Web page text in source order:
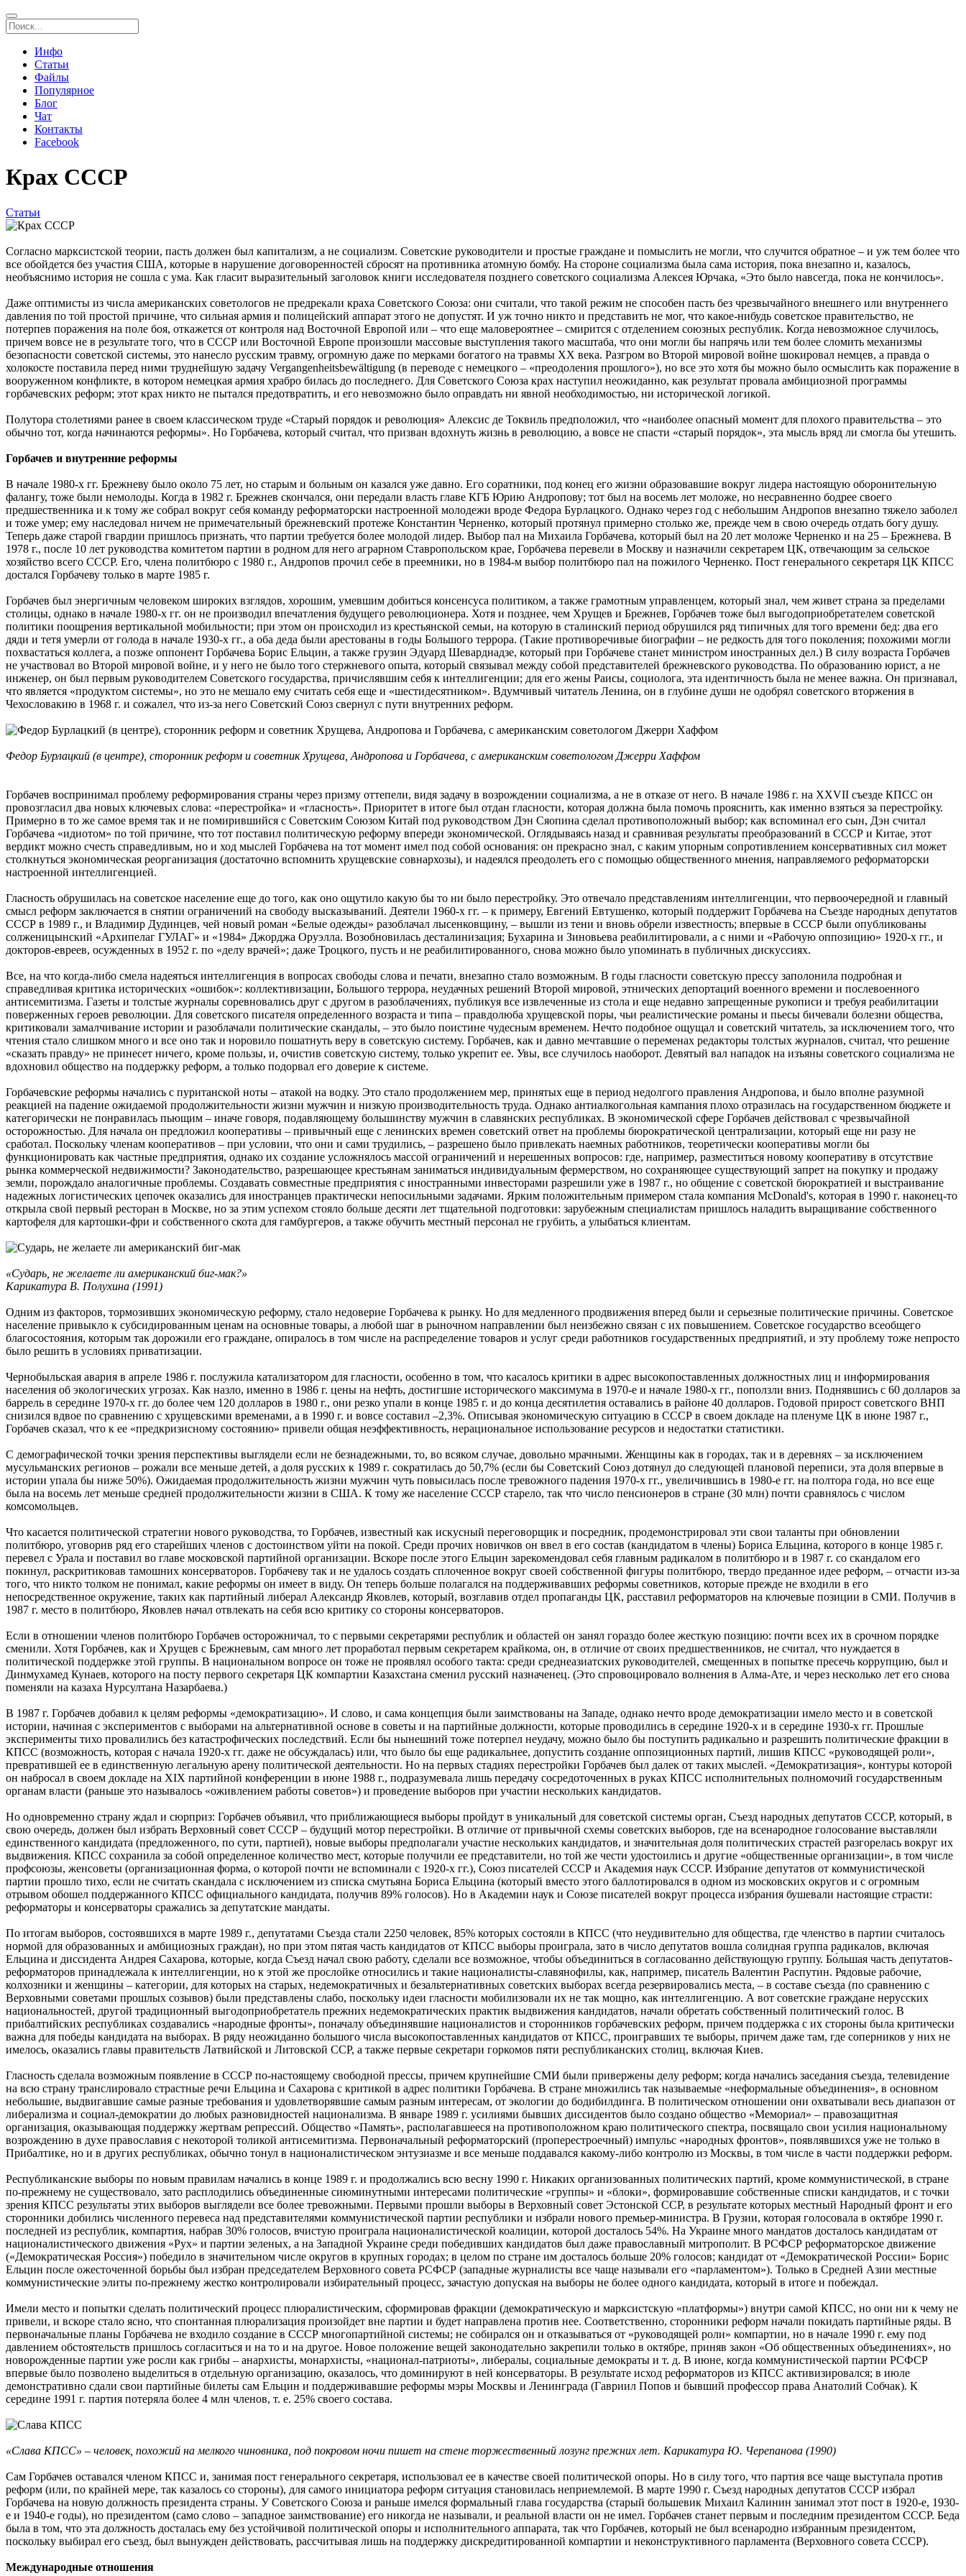
Инфо
Статьи
Файлы
Популярное
Блог
Чат
Контакты
Facebook
Крах СССР
Статьи
Согласно марксистской теории, пасть должен был капитализм, а не социализм. Советские руководители и простые граждане и помыслить не могли, что случится обратное – и уж тем более что
все обойдется без участия США, которые в нарушение договоренностей сбросят на противника атомную бомбу. На стороне социализма была сама история, пока внезапно и, казалось,
необъяснимо история не сошла с ума. Как гласит выразительный заголовок книги исследователя позднего советского социализма Алексея Юрчака, «Это было навсегда, пока не кончилось».
Даже оптимисты из числа американских советологов не предрекали краха Советского Союза: они считали, что такой режим не способен пасть без чрезвычайного внешнего или внутреннего
давления по той простой причине, что сильная армия и полицейский аппарат этого не допустят. И уж точно никто и представить не мог, что какое-нибудь советское правительство, не
потерпев поражения на поле боя, откажется от контроля над Восточной Европой или – что еще маловероятнее – смирится с отделением союзных республик. Когда невозможное случилось,
причем вовсе не в результате того, что в СССР или Восточной Европе произошли массовые выступления такого масштаба, что они могли бы напрячь или тем более сломить механизмы
безопасности советской системы, это нанесло русским травму, огромную даже по мерками богатого на травмы XX века. Разгром во Второй мировой войне шокировал немцев, а правда о
холокосте поставила перед ними труднейшую задачу Vergangenheitsbewältigung (в переводе с немецкого – «преодоления прошлого»), но все это хотя бы можно было осмыслить как поражение в
вооруженном конфликте, в котором немецкая армия храбро билась до последнего. Для Советского Союза крах наступил неожиданно, как результат провала амбициозной программы
горбачевских реформ; этот крах никто не пытался предотвратить, и его невозможно было оправдать ни явной необходимостью, ни исторической логикой.
Полутора столетиями ранее в своем классическом труде «Старый порядок и революция» Алексис де Токвиль предположил, что «наиболее опасный момент для плохого правительства – это
обычно тот, когда начинаются реформы». Но Горбачева, который считал, что призван вдохнуть жизнь в революцию, а вовсе не спасти «старый порядок», эта мысль вряд ли смогла бы утешить.
Горбачев и внутренние реформы
В начале 1980-х гг. Брежневу было около 75 лет, но старым и больным он казался уже давно. Его соратники, под конец его жизни образовавшие вокруг лидера настоящую оборонительную
фалангу, тоже были немолоды. Когда в 1982 г. Брежнев скончался, они передали власть главе КГБ Юрию Андропову; тот был на восемь лет моложе, но несравненно бодрее своего
предшественника и к тому же собрал вокруг себя команду реформаторски настроенной молодежи вроде Федора Бурлацкого. Однако через год с небольшим Андропов внезапно тяжело заболел
и тоже умер; ему наследовал ничем не примечательный брежневский протеже Константин Черненко, который протянул примерно столько же, прежде чем в свою очередь отдать богу душу.
Теперь даже старой гвардии пришлось признать, что партии требуется более молодой лидер. Выбор пал на Михаила Горбачева, который был на 20 лет моложе Черненко и на 25 – Брежнева. В
1978 г., после 10 лет руководства комитетом партии в родном для него аграрном Ставропольском крае, Горбачева перевели в Москву и назначили секретарем ЦК, отвечающим за сельское
хозяйство всего СССР. Его, члена политбюро с 1980 г., Андропов прочил себе в преемники, но в 1984-м выбор политбюро пал на пожилого Черненко. Пост генерального секретаря ЦК КПСС
достался Горбачеву только в марте 1985 г.
Горбачев был энергичным человеком широких взглядов, хорошим, умевшим добиться консенсуса политиком, а также грамотным управленцем, который знал, чем живет страна за пределами
столицы, однако в начале 1980-х гг. он не производил впечатления будущего революционера. Хотя и позднее, чем Хрущев и Брежнев, Горбачев тоже был выгодоприобретателем советской
политики поощрения вертикальной мобильности; при этом он происходил из крестьянской семьи, на которую в сталинский период обрушился ряд типичных для того времени бед: два его
дяди и тетя умерли от голода в начале 1930-х гг., а оба деда были арестованы в годы Большого террора. (Такие противоречивые биографии – не редкость для того поколения; похожими могли
похвастаться коллега, а позже оппонент Горбачева Борис Ельцин, а также грузин Эдуард Шеварднадзе, который при Горбачеве станет министром иностранных дел.) В силу возраста Горбачев
не участвовал во Второй мировой войне, и у него не было того стержневого опыта, который связывал между собой представителей брежневского руководства. По образованию юрист, а не
инженер, он был первым руководителем Советского государства, причислявшим себя к интеллигенции; для его жены Раисы, социолога, эта идентичность была не менее важна. Он признавал,
что является «продуктом системы», но это не мешало ему считать себя еще и «шестидесятником». Вдумчивый читатель Ленина, он в глубине души не одобрял советского вторжения в
Чехословакию в 1968 г. и сожалел, что из-за него Советский Союз свернул с пути внутренних реформ.
Федор Бурлацкий (в центре), сторонник реформ и советник Хрущева, Андропова и Горбачева, с американским советологом Джерри Хаффом
Горбачев воспринимал проблему реформирования страны через призму оттепели, видя задачу в возрождении социализма, а не в отказе от него. В начале 1986 г. на XXVII съезде КПСС он
провозгласил два новых ключевых слова: «перестройка» и «гласность». Приоритет в итоге был отдан гласности, которая должна была помочь прояснить, как именно взяться за перестройку.
Примерно в то же самое время так и не помирившийся с Советским Союзом Китай под руководством Дэн Сяопина сделал противоположный выбор; как вспоминал его сын, Дэн считал
Горбачева «идиотом» по той причине, что тот поставил политическую реформу впереди экономической. Оглядываясь назад и сравнивая результаты преобразований в СССР и Китае, этот
вердикт можно счесть справедливым, но и ход мыслей Горбачева на тот момент имел под собой основания: он прекрасно знал, с каким упорным сопротивлением консервативных сил может
столкнуться экономическая реорганизация (достаточно вспомнить хрущевские совнархозы), и надеялся преодолеть его с помощью общественного мнения, направляемого реформаторски
настроенной интеллигенцией.
Гласность обрушилась на советское население еще до того, как оно ощутило какую бы то ни было перестройку. Это отвечало представлениям интеллигенции, что первоочередной и главный
смысл реформ заключается в снятии ограничений на свободу высказываний. Деятели 1960-х гг. – к примеру, Евгений Евтушенко, который поддержит Горбачева на Съезде народных депутатов
СССР в 1989 г., и Владимир Дудинцев, чей новый роман «Белые одежды» разоблачал лысенковщину, – вышли из тени и вновь обрели известность; впервые в СССР были опубликованы
солженицынский «Архипелаг ГУЛАГ» и «1984» Джорджа Оруэлла. Возобновилась десталинизация; Бухарина и Зиновьева реабилитировали, а с ними и «Рабочую оппозицию» 1920-х гг., и
докторов-евреев, осужденных в 1952 г. по «делу врачей»; даже Троцкого, пусть и не реабилитированного, снова можно было упоминать в публичных дискуссиях.
Все, на что когда-либо смела надеяться интеллигенция в вопросах свободы слова и печати, внезапно стало возможным. В годы гласности советскую прессу заполонила подробная и
справедливая критика исторических «ошибок»: коллективизации, Большого террора, неудачных решений Второй мировой, этнических депортаций военного времени и послевоенного
антисемитизма. Газеты и толстые журналы соревновались друг с другом в разоблачениях, публикуя все извлеченные из стола и еще недавно запрещенные рукописи и требуя реабилитации
поверженных героев революции. Для советского писателя определенного возраста и типа – правдолюба хрущевской поры, чьи реалистические романы и пьесы бичевали болезни общества,
критиковали замалчивание истории и разоблачали политические скандалы, – это было поистине чудесным временем. Нечто подобное ощущал и советский читатель, за исключением того, что
чтения стало слишком много и все оно так и норовило пошатнуть веру в советскую систему. Горбачев, как и давно мечтавшие о переменах редакторы толстых журналов, считал, что решение
«сказать правду» не принесет ничего, кроме пользы, и, очистив советскую систему, только укрепит ее. Увы, все случилось наоборот. Девятый вал нападок на изъяны советского социализма не
вдохновил общество на поддержку реформ, а только подорвал его доверие к системе.
Горбачевские реформы начались с пуританской ноты – атакой на водку. Это стало продолжением мер, принятых еще в период недолгого правления Андропова, и было вполне разумной
реакцией на падение ожидаемой продолжительности жизни мужчин и низкую производительность труда. Однако антиалкогольная кампания плохо отразилась на государственном бюджете и
категорически не понравилась пьющим – иначе говоря, подавляющему большинству мужчин в славянских республиках. В экономической сфере Горбачев действовал с чрезвычайной
осторожностью. Для начала он предложил кооперативы – привычный еще с ленинских времен советский ответ на проблемы бюрократической централизации, который еще ни разу не
сработал. Поскольку членам кооперативов – при условии, что они и сами трудились, – разрешено было привлекать наемных работников, теоретически кооперативы могли бы
функционировать как частные предприятия, однако их создание усложнялось массой ограничений и нерешенных вопросов: где, например, разместиться новому кооперативу в отсутствие
рынка коммерческой недвижимости? Законодательство, разрешающее крестьянам заниматься индивидуальным фермерством, но сохраняющее существующий запрет на покупку и продажу
земли, порождало аналогичные проблемы. Создавать совместные предприятия с иностранными инвесторами разрешили уже в 1987 г., но общение с советской бюрократией и выстраивание
надежных логистических цепочек оказались для иностранцев практически непосильными задачами. Ярким положительным примером стала компания McDonald's, которая в 1990 г. наконец-то
открыла свой первый ресторан в Москве, но за этим успехом стояло больше десяти лет тщательной подготовки: зарубежным специалистам пришлось наладить выращивание собственного
картофеля для картошки-фри и собственного скота для гамбургеров, а также обучить местный персонал не грубить, а улыбаться клиентам.
«Сударь, не желаете ли американский биг-мак?»
Карикатура В. Полухина (1991)
Одним из факторов, тормозивших экономическую реформу, стало недоверие Горбачева к рынку. Но для медленного продвижения вперед были и серьезные политические причины. Советское
население привыкло к субсидированным ценам на основные товары, а любой шаг в рыночном направлении был неизбежно связан с их повышением. Советское государство всеобщего
благосостояния, которым так дорожили его граждане, опиралось в том числе на распределение товаров и услуг среди работников государственных предприятий, и эту проблему тоже непросто
было решить в условиях приватизации.
Чернобыльская авария в апреле 1986 г. послужила катализатором для гласности, особенно в том, что касалось критики в адрес высокопоставленных должностных лиц и информирования
населения об экологических угрозах. Как назло, именно в 1986 г. цены на нефть, достигшие исторического максимума в 1970-е и начале 1980-х гг., поползли вниз. Поднявшись с 60 долларов за
баррель в середине 1970-х гг. до более чем 120 долларов в 1980 г., они резко упали в конце 1985 г. и до конца десятилетия оставались в районе 40 долларов. Годовой прирост советского ВНП
снизился вдвое по сравнению с хрущевскими временами, а в 1990 г. и вовсе составил –2,3%. Описывая экономическую ситуацию в СССР в своем докладе на пленуме ЦК в июне 1987 г.,
Горбачев сказал, что к ее «предкризисному состоянию» привели общая неэффективность, нерациональное использование ресурсов и недостатки статистики.
С демографической точки зрения перспективы выглядели если не безнадежными, то, во всяком случае, довольно мрачными. Женщины как в городах, так и в деревнях – за исключением
мусульманских регионов – рожали все меньше детей, а доля русских к 1989 г. сократилась до 50,7% (если бы Советский Союз дотянул до следующей плановой переписи, эта доля впервые в
истории упала бы ниже 50%). Ожидаемая продолжительность жизни мужчин чуть повысилась после тревожного падения 1970-х гг., увеличившись в 1980-е гг. на полтора года, но все еще
была на восемь лет меньше средней продолжительности жизни в США. К тому же население СССР старело, так что число пенсионеров в стране (30 млн) почти сравнялось с числом
комсомольцев.
Что касается политической стратегии нового руководства, то Горбачев, известный как искусный переговорщик и посредник, продемонстрировал эти свои таланты при обновлении
политбюро, уговорив ряд его старейших членов с достоинством уйти на покой. Среди прочих новичков он ввел в его состав (кандидатом в члены) Бориса Ельцина, которого в конце 1985 г.
перевел с Урала и поставил во главе московской партийной организации. Вскоре после этого Ельцин зарекомендовал себя главным радикалом в политбюро и в 1987 г. со скандалом его
покинул, раскритиковав тамошних консерваторов. Горбачеву так и не удалось создать сплоченное вокруг своей собственной фигуры политбюро, твердо преданное идее реформ, – отчасти из-за
того, что никто толком не понимал, какие реформы он имеет в виду. Он теперь больше полагался на поддерживавших реформы советников, которые прежде не входили в его
непосредственное окружение, таких как партийный либерал Александр Яковлев, который, возглавив отдел пропаганды ЦК, расставил реформаторов на ключевые позиции в СМИ. Получив в
1987 г. место в политбюро, Яковлев начал отвлекать на себя всю критику со стороны консерваторов.
Если в отношении членов политбюро Горбачев осторожничал, то с первыми секретарями республик и областей он занял гораздо более жесткую позицию: почти всех их в срочном порядке
сменили. Хотя Горбачев, как и Хрущев с Брежневым, сам много лет проработал первым секретарем крайкома, он, в отличие от своих предшественников, не считал, что нуждается в
политической поддержке этой группы. В национальном вопросе он тоже не проявлял особого такта: среди среднеазиатских руководителей, смещенных в попытке пресечь коррупцию, был и
Динмухамед Кунаев, которого на посту первого секретаря ЦК компартии Казахстана сменил русский назначенец. (Это спровоцировало волнения в Алма-Ате, и через несколько лет его снова
поменяли на казаха Нурсултана Назарбаева.)
В 1987 г. Горбачев добавил к целям реформы «демократизацию». И слово, и сама концепция были заимствованы на Западе, однако нечто вроде демократизации имело место и в советской
истории, начиная с экспериментов с выборами на альтернативной основе в советы и на партийные должности, которые проводились в середине 1920-х и в середине 1930-х гг. Прошлые
эксперименты тихо провалились без катастрофических последствий. Если бы нынешний тоже потерпел неудачу, можно было бы поступить радикально и разрешить политические фракции в
КПСС (возможность, которая с начала 1920-х гг. даже не обсуждалась) или, что было бы еще радикальнее, допустить создание оппозиционных партий, лишив КПСС «руководящей роли»,
превратившей ее в единственную легальную арену политической деятельности. Но на первых стадиях перестройки Горбачев был далек от таких мыслей. «Демократизация», контуры которой
он набросал в своем докладе на XIX партийной конференции в июне 1988 г., подразумевала лишь передачу сосредоточенных в руках КПСС исполнительных полномочий государственным
органам власти (раньше это называлось «оживлением работы советов») и проведение выборов при участии нескольких кандидатов.
Но одновременно страну ждал и сюрприз: Горбачев объявил, что приближающиеся выборы пройдут в уникальный для советской системы орган, Съезд народных депутатов СССР, который, в
свою очередь, должен был избрать Верховный совет СССР – будущий мотор перестройки. В отличие от привычной схемы советских выборов, где на всенародное голосование выставляли
единственного кандидата (предложенного, по сути, партией), новые выборы предполагали участие нескольких кандидатов, и значительная доля политических страстей разгорелась вокруг их
выдвижения. КПСС сохранила за собой определенное количество мест, которые получили ее представители, но той же чести удостоились и другие «общественные организации», в том числе
профсоюзы, женсоветы (организационная форма, о которой почти не вспоминали с 1920-х гг.), Союз писателей СССР и Академия наук СССР. Избрание депутатов от коммунистической
партии прошло тихо, если не считать скандала с исключением из списка смутьяна Бориса Ельцина (который вместо этого баллотировался в одном из московских округов и с огромным
отрывом обошел поддержанного КПСС официального кандидата, получив 89% голосов). Но в Академии наук и Союзе писателей вокруг процесса избрания бушевали настоящие страсти:
реформаторы и консерваторы сражались за депутатские мандаты.
По итогам выборов, состоявшихся в марте 1989 г., депутатами Съезда стали 2250 человек, 85% которых состояли в КПСС (что неудивительно для общества, где членство в партии считалось
нормой для образованных и амбициозных граждан), но при этом пятая часть кандидатов от КПСС выборы проиграла, зато в число депутатов вошла солидная группа радикалов, включая
Ельцина и диссидента Андрея Сахарова, которые, когда Съезд начал свою работу, сделали все возможное, чтобы объединиться в согласованно действующую группу. Бо́льшая часть депутатов-
реформаторов принадлежала к интеллигенции, но к этой же прослойке относились и такие националисты-славянофилы, как, например, писатель Валентин Распутин. Рядовые рабочие,
колхозники и женщины – категории, для которых на старых, недемократичных и безальтернативных советских выборах всегда резервировались места, – в составе съезда (по сравнению с
Верховными советами прошлых созывов) были представлены слабо, поскольку идеи гласности мобилизовали их не так мощно, как интеллигенцию. А вот советские граждане нерусских
национальностей, другой традиционный выгодоприобретатель прежних недемократических практик выдвижения кандидатов, начали обретать собственный политический голос. В
прибалтийских республиках создавались «народные фронты», поначалу объединявшие националистов и сторонников горбачевских реформ, причем поддержка с их стороны была критически
важна для победы кандидата на выборах. В ряду неожиданно большого числа высокопоставленных кандидатов от КПСС, проигравших те выборы, причем даже там, где соперников у них не
имелось, оказались главы правительств Латвийской и Литовской ССР, а также первые секретари горкомов пяти республиканских столиц, включая Киев.
Гласность сделала возможным появление в СССР по-настоящему свободной прессы, причем крупнейшие СМИ были привержены делу реформ; когда начались заседания съезда, телевидение
на всю страну транслировало страстные речи Ельцина и Сахарова с критикой в адрес политики Горбачева. В стране множились так называемые «неформальные объединения», в основном
небольшие, выдвигавшие самые разные требования и удовлетворявшие самым разным интересам, от экологии до бодибилдинга. В политическом отношении они охватывали весь диапазон от
либерализма и социал-демократии до любых разновидностей национализма. В январе 1989 г. усилиями бывших диссидентов было создано общество «Мемориал» – правозащитная
организация, оказывающая поддержку жертвам репрессий. Общество «Память», располагавшееся на противоположном краю политического спектра, посвящало свои усилия национальному
возрождению в духе православия с некоторой толикой антисемитизма. Первоначальный реформаторский (проперестроечный) импульс «народных фронтов», появлявшихся уже не только в
Прибалтике, но и в других республиках, обычно тонул в националистическом энтузиазме и все меньше поддавался какому-либо контролю из Москвы, в том числе в части поддержки реформ.
Республиканские выборы по новым правилам начались в конце 1989 г. и продолжались всю весну 1990 г. Никаких организованных политических партий, кроме коммунистической, в стране
по-прежнему не существовало, зато расплодились объединенные сиюминутными интересами политические «группы» и «блоки», формировавшие собственные списки кандидатов, и с точки
зрения КПСС результаты этих выборов выглядели все более тревожными. Первыми прошли выборы в Верховный совет Эстонской ССР, в результате которых местный Народный фронт и его
сторонники добились численного перевеса над представителями коммунистической партии республики и избрали нового премьер-министра. В Грузии, которая голосовала в октябре 1990 г.
последней из республик, компартия, набрав 30% голосов, вчистую проиграла националистической коалиции, которой досталось 54%. На Украине много мандатов досталось кандидатам от
националистического движения «Рух» и партии зеленых, а на Западной Украине среди победивших кандидатов был даже православный митрополит. В РСФСР реформаторское движение
(«Демократическая Россия») победило в значительном числе округов в крупных городах; в целом по стране им досталось больше 20% голосов; кандидат от «Демократической России» Борис
Ельцин после ожесточенной борьбы был избран председателем Верховного совета РСФСР (западные журналисты все чаще называли его «парламентом»). Только в Средней Азии местные
коммунистические элиты по-прежнему жестко контролировали избирательный процесс, зачастую допуская на выборы не более одного кандидата, который в итоге и побеждал.
Имели место и попытки сделать политический процесс плюралистическим, сформировав фракции (демократическую и марксистскую «платформы») внутри самой КПСС, но они ни к чему не
привели, и вскоре стало ясно, что спонтанная плюрализация произойдет вне партии и будет направлена против нее. Соответственно, сторонники реформ начали покидать партийные ряды. В
первоначальные планы Горбачева не входило создание в СССР многопартийной системы; не собирался он и отказываться от «руководящей роли» компартии, но в начале 1990 г. ему под
давлением обстоятельств пришлось согласиться и на то и на другое. Новое положение вещей законодательно закрепили только в октябре, приняв закон «Об общественных объединениях», но
новорожденные партии уже росли как грибы – анархисты, монархисты, «национал-патриоты», либералы, социальные демократы и т. д. В июне, когда коммунистической партии РСФСР
впервые было позволено выделиться в отдельную организацию, оказалось, что доминируют в ней консерваторы. В результате исход реформаторов из КПСС активизировался; в июле
демонстративно сдали свои партийные билеты сам Ельцин и поддерживавшие реформы мэры Москвы и Ленинграда (Гавриил Попов и бывший профессор права Анатолий Собчак). К
середине 1991 г. партия потеряла более 4 млн членов, т. е. 25% своего состава.
«Слава КПСС» – человек, похожий на мелкого чиновника, под покровом ночи пишет на стене торжественный лозунг прежних лет. Карикатура Ю. Черепанова (1990)
Сам Горбачев оставался членом КПСС и, занимая пост генерального секретаря, использовал ее в качестве своей политической опоры. Но в силу того, что партия все чаще выступала против
реформ (или, по крайней мере, так казалось со стороны), для самого инициатора реформ ситуация становилась неприемлемой. В марте 1990 г. Съезд народных депутатов СССР избрал
Горбачева на новую должность президента страны. У Советского Союза и раньше имелся формальный глава государства (старый большевик Михаил Калинин занимал этот пост в 1920-е, 1930-
е и 1940-е годы), но президентом (само слово – западное заимствование) его никогда не называли, и реальной власти он не имел. Горбачев станет первым и последним президентом СССР. Беда
была в том, что эта должность досталась ему без устойчивой политической опоры и исполнительного аппарата, так что Горбачев, который не был всенародно избранным президентом,
поскольку выбирал его съезд, был вынужден действовать, рассчитывая лишь на поддержку дискредитированной компартии и неконструктивного парламента (Верховного совета СССР).
Международные отношения